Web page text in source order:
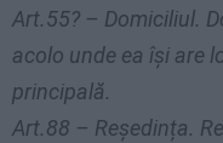
Art.55? – Domiciliul.
acolo unde ea își are
principală.
Art.88 – Reședința.